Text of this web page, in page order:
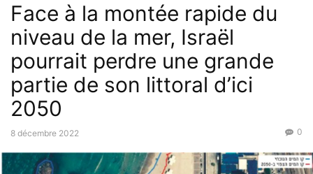
Face à la montée rapide du
niveau de la mer, Israël
pourrait perdre une grande
partie de son littoral d’ici
2050
8 décembre 2022 0